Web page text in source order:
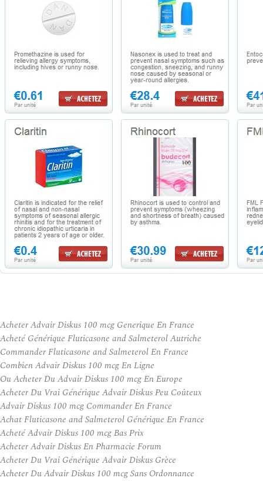
Acheter Advair Diskus 100 mcg Generique En France
Acheté Générique Fluticasone and Salmeterol Autriche
Commander Fluticasone and Salmeterol En France
Combien Advair Diskus 100 mcg En Ligne
Ou Acheter Du Advair Diskus 100 mcg En Europe
Acheter Du Vrai Générique Advair Diskus Peu Coûteux
Advair Diskus 100 mcg Commander En France
Achat Fluticasone and Salmeterol Générique En France
Acheté Advair Diskus 100 mcg Bas Prix
Acheter Advair Diskus En Pharmacie Forum
Acheter Du Vrai Générique Advair Diskus Grèce
Acheter Du Advair Diskus 100 mcg Sans Ordonnance